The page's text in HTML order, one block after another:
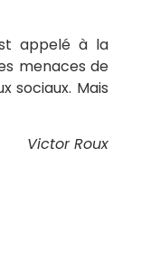
appelé à la
menaces de
sociaux. Mais
Victor Roux